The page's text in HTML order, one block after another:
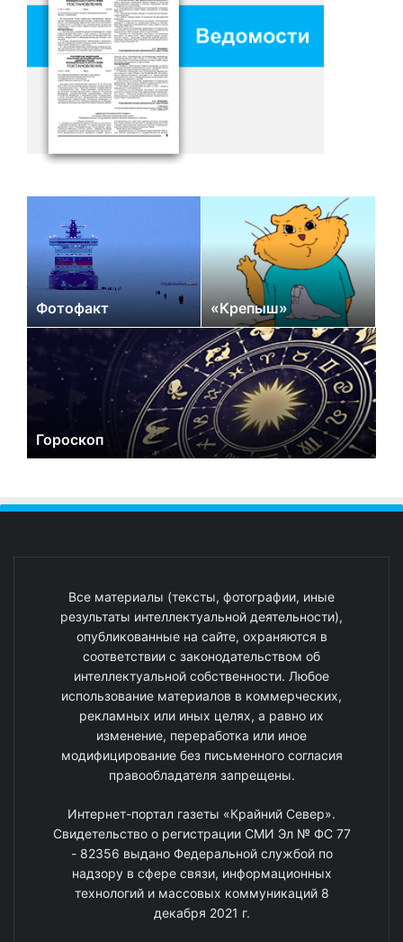
Фотофакт «Крепыш»
Гороскоп
Все материалы (тексты, фотографии, иные
результаты интеллектуальной деятельности),
опубликованные на сайте, охраняются в
соответствии с законодательством об
интеллектуальной собственности. Любое
использование материалов в коммерческих,
рекламных или иных целях, а равно их
изменение, переработка или иное
модифицирование без письменного согласия
правообладателя запрещены.
Интернет-портал газеты «Крайний Север».
Свидетельство о регистрации СМИ Эл № ФС 77
- 82356 выдано Федеральной службой по
надзору в сфере связи, информационных
технологий и массовых коммуникаций 8
декабря 2021 г.